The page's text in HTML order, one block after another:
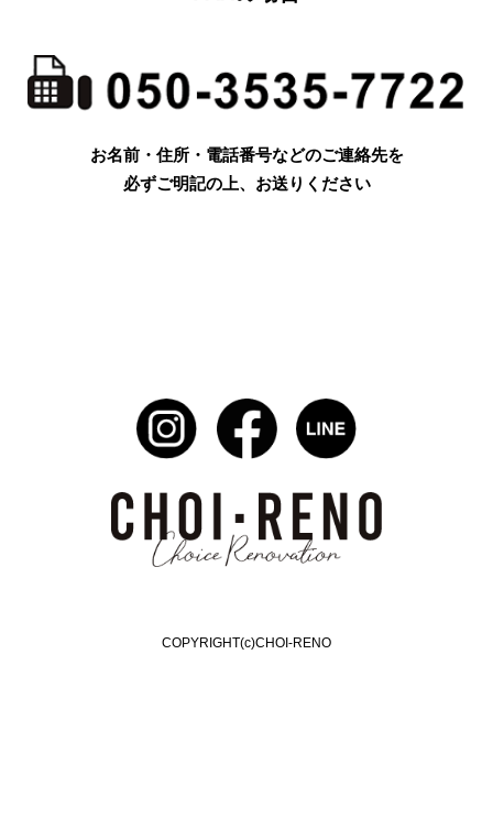
お名前・住所・電話番号などのご連絡先を
必ずご明記の上、お送りください
COPYRIGHT(c)CHOI-RENO